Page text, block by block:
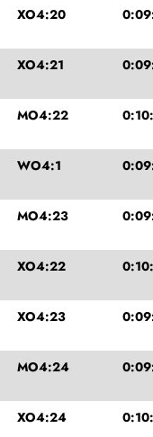
XO4:20
XO4:21
MO4:22
WO4:1
MO4:23
XO4:22
XO4:23
MO4:24
XO4:24